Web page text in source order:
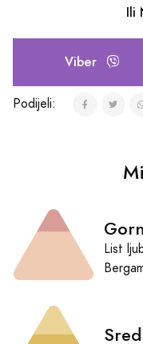
Ili
Viber
Podijeli:
List